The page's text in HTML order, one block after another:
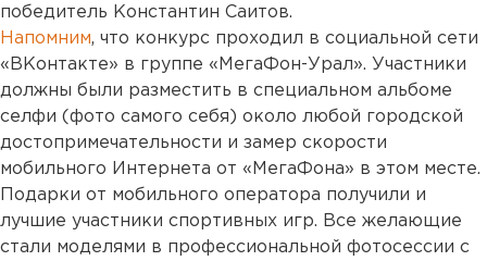
победитель Константин Саитов.
Напомним, что конкурс проходил в социальной сети
«ВКонтакте» в группе «МегаФон-Урал». Участники
должны были разместить в специальном альбоме
селфи (фото самого себя) около любой городской
достопримечательности и замер скорости
мобильного Интернета от «МегаФона» в этом месте.
Подарки от мобильного оператора получили и
лучшие участники спортивных игр. Все желающие
стали моделями в профессиональной фотосессии с